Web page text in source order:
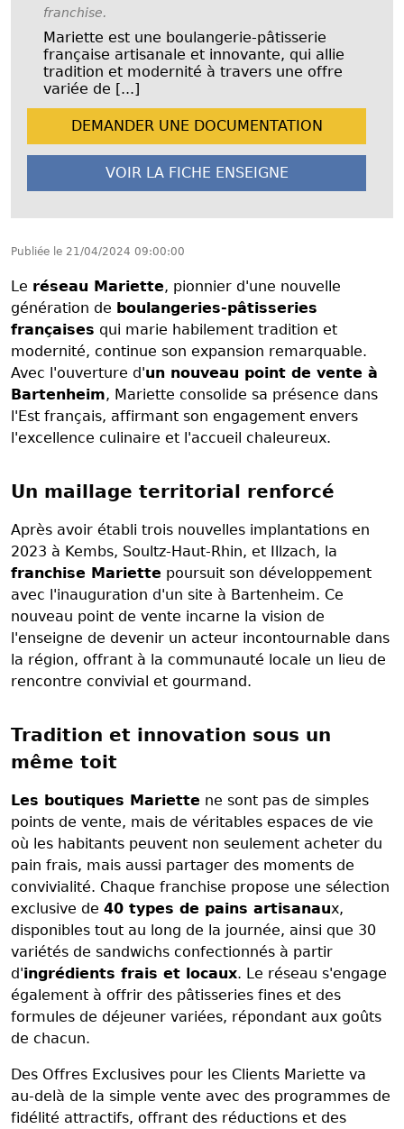
franchise.
Mariette est une boulangerie-pâtisserie
française artisanale et innovante, qui allie
tradition et modernité à travers une offre
variée de [...]
DEMANDER UNE DOCUMENTATION
VOIR LA FICHE ENSEIGNE
Publiée le 21/04/2024 09:00:00
Le réseau Mariette, pionnier d'une nouvelle
génération de boulangeries-pâtisseries
françaises qui marie habilement tradition et
modernité, continue son expansion remarquable.
Avec l'ouverture d'un nouveau point de vente à
Bartenheim, Mariette consolide sa présence dans
l'Est français, affirmant son engagement envers
l'excellence culinaire et l'accueil chaleureux.
Un maillage territorial renforcé
Après avoir établi trois nouvelles implantations en
2023 à Kembs, Soultz-Haut-Rhin, et Illzach, la
franchise Mariette poursuit son développement
avec l'inauguration d'un site à Bartenheim. Ce
nouveau point de vente incarne la vision de
l'enseigne de devenir un acteur incontournable dans
la région, offrant à la communauté locale un lieu de
rencontre convivial et gourmand.
Tradition et innovation sous un
même toit
Les boutiques Mariette ne sont pas de simples
points de vente, mais de véritables espaces de vie
où les habitants peuvent non seulement acheter du
pain frais, mais aussi partager des moments de
convivialité. Chaque franchise propose une sélection
exclusive de 40 types de pains artisanaux,
disponibles tout au long de la journée, ainsi que 30
variétés de sandwichs confectionnés à partir
d'ingrédients frais et locaux. Le réseau s'engage
également à offrir des pâtisseries fines et des
formules de déjeuner variées, répondant aux goûts
de chacun.
Des Offres Exclusives pour les Clients Mariette va
au-delà de la simple vente avec des programmes de
fidélité attractifs, offrant des réductions et des